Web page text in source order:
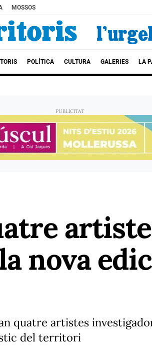
MOSSOS
POLÍTICA CULTURA GALERIES LA
nova
quatre artistes
del territori